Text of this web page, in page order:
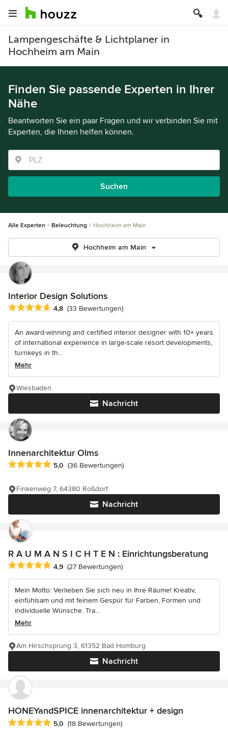
Lampengeschäfte & Lichtplaner in
Hochheim am Main
Finden Sie passende Experten in Ihrer
Nähe
Beantworten Sie ein paar Fragen und wir verbinden Sie mit
Experten, die Ihnen helfen können.
Suchen
Alle Experten Beleuchtung Hochheim am Main
Hochheim am Main
Interior Design Solutions
Durchschnittliche Bewertung: 4.8 von 5 Sternen
4,8 (33 Bewertungen)
An award-winning and certified interior designer with 10+ years
of international experience in large-scale resort developments,
turnkeys in th...
Mehr
Nachricht
Wiesbaden
Innenarchitektur Olms
Durchschnittliche Bewertung: 5 von 5 Sternen
5,0 (36 Bewertungen)
Nachricht
Finkenweg 7, 64380 Roßdorf
R A U M A N S I C H T E N : Einrichtungsberatung
Durchschnittliche Bewertung: 4.9 von 5 Sternen
4,9 (27 Bewertungen)
Mein Motto: Verlieben Sie sich neu in Ihre Räume! Kreativ,
einfühlsam und mit feinem Gespür für Farben, Formen und
individuelle Wünsche. Tra...
Mehr
Nachricht
Am Hirschsprung 3, 61352 Bad Homburg
HONEYandSPICE innenarchitektur + design
Durchschnittliche Bewertung: 5 von 5 Sternen
5,0 (18 Bewertungen)